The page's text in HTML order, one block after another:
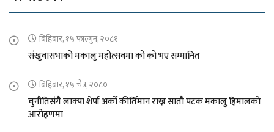
बिहिबार, १५ फाल्गुन, २०८१
संखुवासभाको मकालु महोत्सवमा को को भए सम्मानित
बिहिबार, १५ चैत्र, २०८०
चुनौतिसंगै लाक्पा शेर्पा अर्को कीर्तिमान राख्न सातौ पटक मकालु हिमालको
आरोहणमा